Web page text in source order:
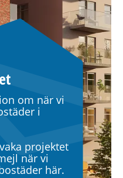
å
om när vi
i
projektet
när vi
här.